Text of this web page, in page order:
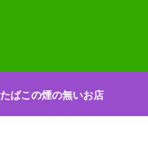
たばこの煙の無いお店